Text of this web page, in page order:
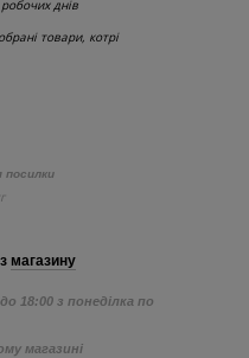
днів
товари, котрі
магазину
18:00 з понеділка по
магазині